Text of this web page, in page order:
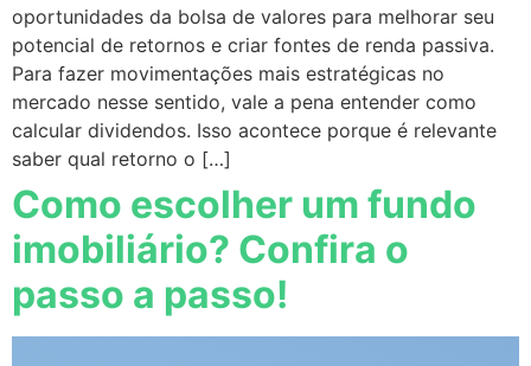
oportunidades da bolsa de valores para melhorar seu
potencial de retornos e criar fontes de renda passiva.
Para fazer movimentações mais estratégicas no
mercado nesse sentido, vale a pena entender como
calcular dividendos. Isso acontece porque é relevante
saber qual retorno o […]
Como escolher um fundo
imobiliário? Confira o
passo a passo!